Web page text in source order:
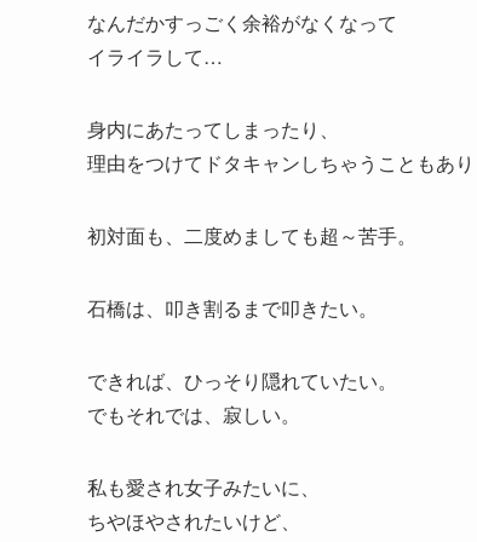
なんだかすっごく余裕がなくなって
イライラして…
身内にあたってしまったり、
理由をつけてドタキャンしちゃうこともあり
初対面も、二度めましても超～苦手。
石橋は、叩き割るまで叩きたい。
できれば、ひっそり隠れていたい。
でもそれでは、寂しい。
私も愛され女子みたいに、
ちやほやされたいけど、